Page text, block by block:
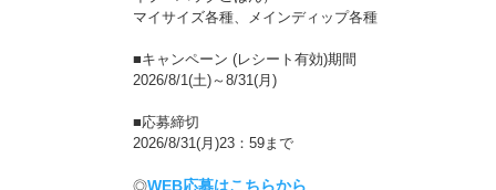
マイサイズ各種、メインディップ各種
■キャンペーン (レシート有効)期間
2026/8/1(土)～8/31(月)
■応募締切
2026/8/31(月)23：59まで
◎WEB応募はこちらから